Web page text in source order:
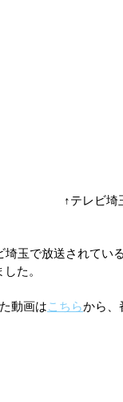
↑テレビ埼
埼玉で放送されてい
た。
動画はこちらから、